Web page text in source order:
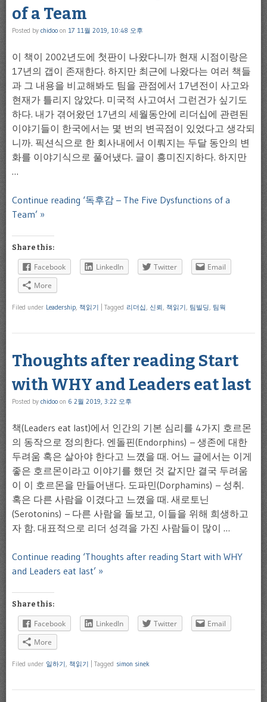
of a Team
Posted by chidoo on 17 11월 2019, 10:48 오후
이 책이 2002년도에 첫판이 나왔다니까 현재 시점이랑은
17년의 갭이 존재한다. 하지만 최근에 나왔다는 여러 책들
과 그 내용을 비교해봐도 팀을 관점에서 17년전이 사고와
현재가 틀리지 않았다. 미국적 사고여서 그런건가 싶기도
하다. 내가 겪어왔던 17년의 세월동안에 리더십에 관련된
이야기들이 한국에서는 몇 번의 변곡점이 있었다고 생각되
니까. 픽션식으로 한 회사내에서 이뤄지는 두달 동안의 변
화를 이야기식으로 풀어냈다. 글이 흥미진지하다. 하지만
…
Continue reading ‘독후감 – The Five Dysfunctions of a
Team’ »
Share this:
Facebook LinkedIn Twitter
Email
More
Filed under Leadership, 책읽기 Tagged 리더십, 신뢰, 책읽기, 팀빌딩, 팀웍
Thoughts after reading Start
with WHY and Leaders eat last
Posted by chidoo on 6 2월 2019, 3:22 오후
책(Leaders eat last)에서 인간의 기본 심리를 4가지 호르몬
의 동작으로 정의한다. 엔돌핀(Endorphins) – 생존에 대한
두려움 혹은 살아야 한다고 느꼈을 때. 어느 글에서는 이게
좋은 호르몬이라고 이야기를 했던 것 같지만 결국 두려움
이 이 호르몬을 만들어낸다. 도파민(Dorphamins) – 성취.
혹은 다른 사람을 이겼다고 느꼈을 때. 새로토닌
(Serotonins) – 다른 사람을 돌보고, 이들을 위해 희생하고
자 함. 대표적으로 리더 성격을 가진 사람들이 많이 …
Continue reading ‘Thoughts after reading Start with WHY
and Leaders eat last’ »
Share this:
Facebook LinkedIn Twitter
Email
More
Filed under 일하기, 책읽기 Tagged simon sinek